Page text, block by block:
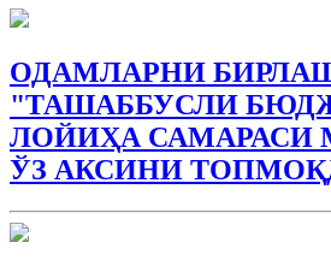
ОДАМЛАРНИ
"ТАШАББУСЛИ
ЛОЙИҲА САМАРАСИ
ЎЗ АКСИНИ